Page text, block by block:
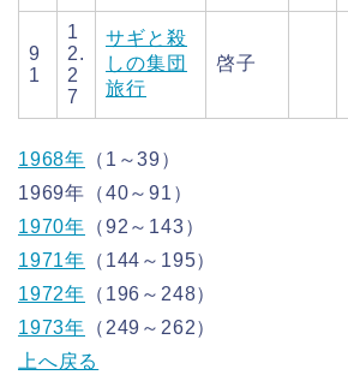
9
1
1
2.
2
7
サギと殺
しの集団
旅行
啓子
1968年 （1～39）
1969年（40～91）
1970年 （92～143）
1971年 （144～195）
1972年 （196～248）
1973年 （249～262）
上へ戻る